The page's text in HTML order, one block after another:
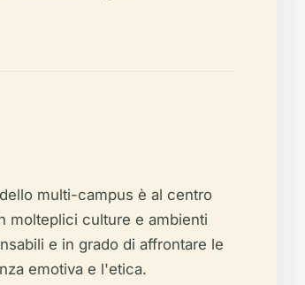
multi-campus è al centro
molteplici culture e ambienti
e in grado di affrontare le
emotiva e l'etica.